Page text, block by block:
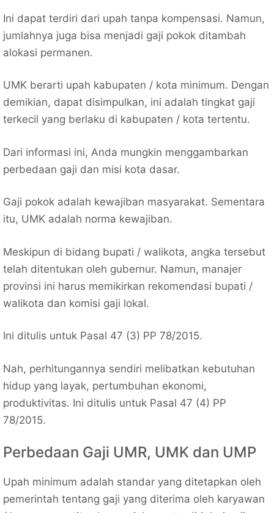
Ini dapat terdiri dari upah tanpa kompensasi. Namun,
jumlahnya juga bisa menjadi gaji pokok ditambah
alokasi permanen.
UMK berarti upah kabupaten / kota minimum. Dengan
demikian, dapat disimpulkan, ini adalah tingkat gaji
terkecil yang berlaku di kabupaten / kota tertentu.
Dari informasi ini, Anda mungkin menggambarkan
perbedaan gaji dan misi kota dasar.
Gaji pokok adalah kewajiban masyarakat. Sementara
itu, UMK adalah norma kewajiban.
Meskipun di bidang bupati / walikota, angka tersebut
telah ditentukan oleh gubernur. Namun, manajer
provinsi ini harus memikirkan rekomendasi bupati /
walikota dan komisi gaji lokal.
Ini ditulis untuk Pasal 47 (3) PP 78/2015.
Nah, perhitungannya sendiri melibatkan kebutuhan
hidup yang layak, pertumbuhan ekonomi,
produktivitas. Ini ditulis untuk Pasal 47 (4) PP
78/2015.
Perbedaan Gaji UMR, UMK dan UMP
Upah minimum adalah standar yang ditetapkan oleh
pemerintah tentang gaji yang diterima oleh karyawan